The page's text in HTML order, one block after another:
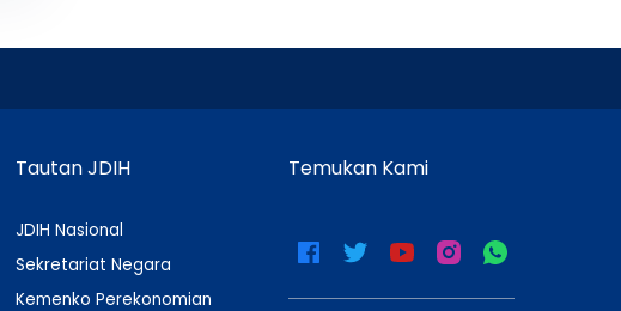
Tautan JDIH
JDIH Nasional
Sekretariat Negara
Kemenko Perekonomian
Temukan Kami